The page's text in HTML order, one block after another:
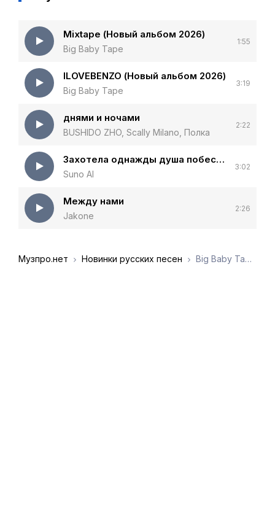
Mixtape (Новый альбом 2026)
Big Baby Tape
1:55
ILOVEBENZO (Новый альбом 2026)
Big Baby Tape
3:19
днями и ночами
BUSHIDO ZHO, Scally Milano, Полка
2:22
Захотела однажды душа побеседовать с собственным телом
Suno AI
3:02
Между нами
Jakone
2:26
Музпро.нет Новинки русских песен Big Baby Tape, BUSHIDO ZHO, Scally Milano - DRUNK